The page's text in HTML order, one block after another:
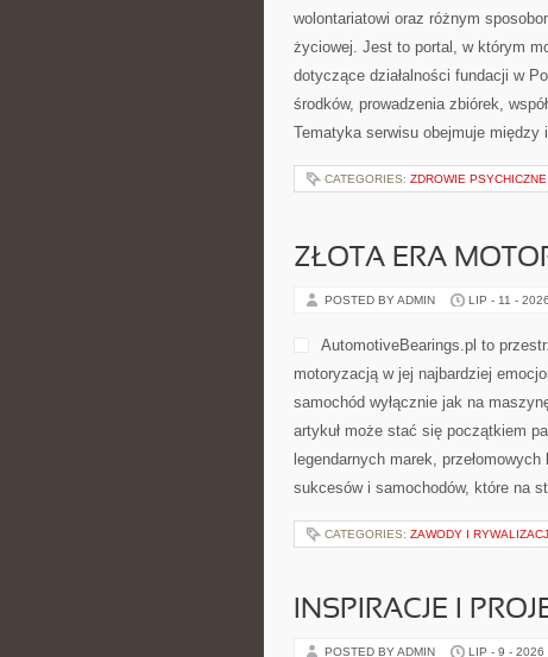
wolontariatowi oraz różnym
życiowej. Jest to portal, w którym
dotyczące działalności fundacji w
środków, prowadzenia zbiórek,
Tematyka serwisu obejmuje
CATEGORIES: ZDROWIE PSYCHICZNE
ZŁOTA ERA
POSTED BY ADMIN LIP - 11 - 2026
AutomotiveBearings.pl to
motoryzacją w jej najbardziej
samochód wyłącznie jak na
artykuł może stać się początkiem
legendarnych marek,
sukcesów i samochodów, które na
CATEGORIES: ZAWODY I
INSPIRACJE I
POSTED BY ADMIN LIP - 9 - 2026